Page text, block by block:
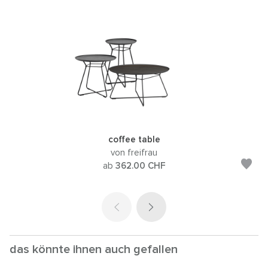
coffee table
von freifrau
ab 362.00 CHF
das könnte ihnen auch gefallen